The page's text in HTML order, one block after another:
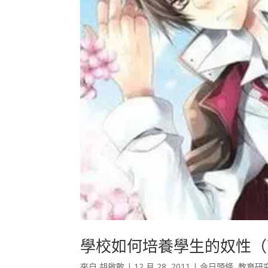
學校如何培養學生的奴性